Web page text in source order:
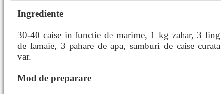
Ingrediente
30-40 caise in functie de marime, 1 kg zahar, 3
de lamaie, 3 pahare de apa, samburi de caise
var.
Mod de preparare